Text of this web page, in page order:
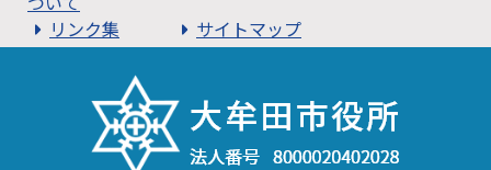
リンク集
サイトマップ